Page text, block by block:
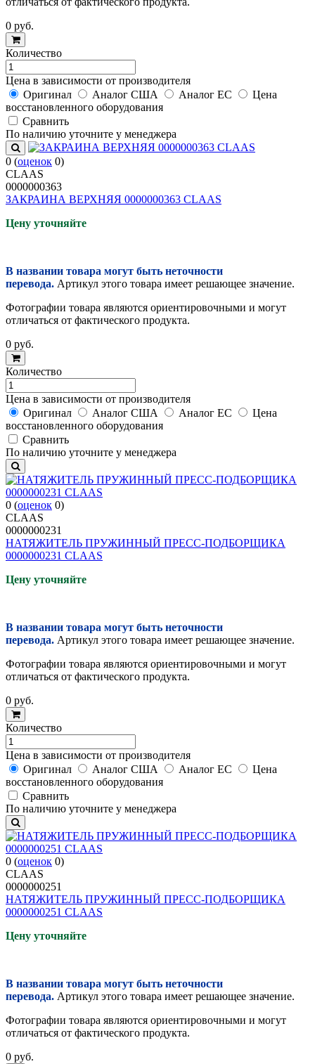
0 руб.
Количество
Цена в зависимости от производителя
Оригинал
Аналог США Аналог ЕС
Цена
восстановленного оборудования
Cравнить
По наличию уточните у менеджера
0 (оценок 0)
CLAAS
0000000363
ЗАКРАИНА ВЕРХНЯЯ 0000000363 CLAAS
Цену уточняйте
В названии товара могут быть неточности
перевода. Артикул этого товара имеет решающее значение.
Фотографии товара являются ориентировочными и могут
отличаться от фактического продукта.
0 руб.
Количество
Цена в зависимости от производителя
Оригинал
Аналог США Аналог ЕС
Цена
восстановленного оборудования
Cравнить
По наличию уточните у менеджера
0 (оценок 0)
CLAAS
0000000231
НАТЯЖИТЕЛЬ ПРУЖИННЫЙ ПРЕСС-ПОДБОРЩИКА
0000000231 CLAAS
Цену уточняйте
В названии товара могут быть неточности
перевода. Артикул этого товара имеет решающее значение.
Фотографии товара являются ориентировочными и могут
отличаться от фактического продукта.
0 руб.
Количество
Цена в зависимости от производителя
Оригинал
Аналог США Аналог ЕС
Цена
восстановленного оборудования
Cравнить
По наличию уточните у менеджера
0 (оценок 0)
CLAAS
0000000251
НАТЯЖИТЕЛЬ ПРУЖИННЫЙ ПРЕСС-ПОДБОРЩИКА
0000000251 CLAAS
Цену уточняйте
В названии товара могут быть неточности
перевода. Артикул этого товара имеет решающее значение.
Фотографии товара являются ориентировочными и могут
отличаться от фактического продукта.
0 руб.